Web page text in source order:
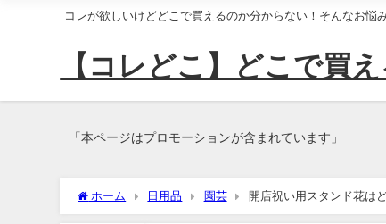
コレが欲しいけどどこで買えるのか分からない！そんなお悩
【コレどこ】どこで買
「本ページはプロモーションが含まれています」
ホーム 日用品 園芸 開店祝い用スタンド花は